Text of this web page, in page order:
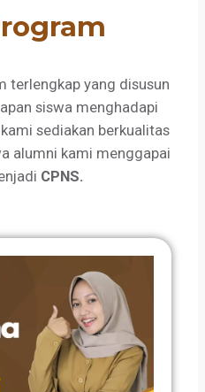
terlengkap yang disusun
siswa menghadapi
sediakan berkualitas
alumni kami menggapai
CPNS.